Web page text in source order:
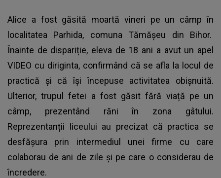
Alice a fost găsită moartă vineri pe un câmp în
localitatea Parhida, comuna Tămășeu din Bihor.
Înainte de dispariție, eleva de 18 ani a avut un apel
VIDEO cu diriginta, confirmând că se afla la locul de
practică și că își începuse activitatea obișnuită.
Ulterior, trupul fetei a fost găsit fără viață pe un
câmp, prezentând răni în zona gâtului.
Reprezentanții liceului au precizat că practica se
desfășura prin intermediul unei firme cu care
colaborau de ani de zile și pe care o considerau de
încredere.